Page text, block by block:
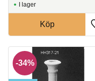
I lager
Köp
34%